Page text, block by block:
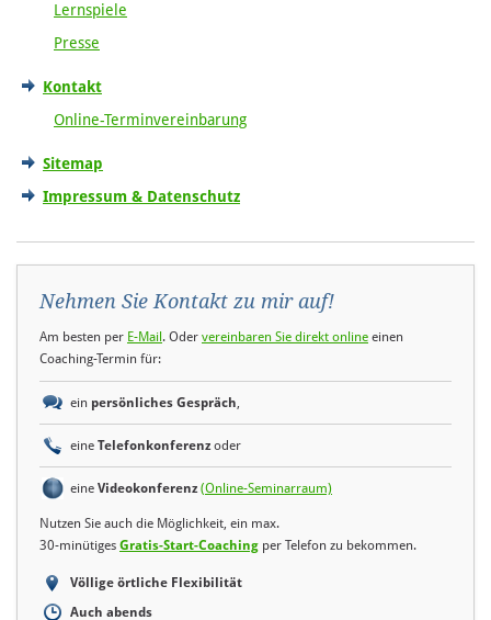
Lernspiele
Presse
Kontakt
Online-Terminvereinbarung
Sitemap
Impressum & Datenschutz
Nehmen Sie Kontakt zu mir auf!
Am besten per E-Mail . Oder vereinbaren Sie direkt online einen
Coaching-Termin für:
ein persönliches Gespräch,
eine Telefonkonferenzoder
eine Videokonferenz (Online-Seminarraum)
Nutzen Sie auch die Möglichkeit, ein max.
30-minütiges Gratis-Start-Coaching per Telefon zu bekommen.
Völlige örtliche Flexibilität
Auch abends